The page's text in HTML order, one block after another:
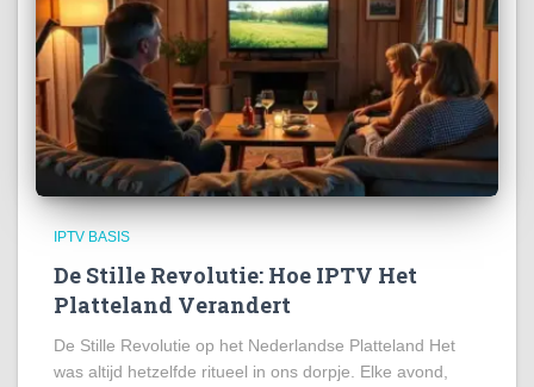
IPTV BASIS
De Stille Revolutie: Hoe IPTV Het
Platteland Verandert
De Stille Revolutie op het Nederlandse Platteland Het
was altijd hetzelfde ritueel in ons dorpje. Elke avond,